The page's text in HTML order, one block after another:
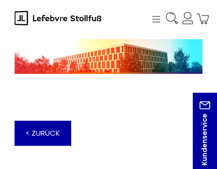
springen
Kundenservice
< ZURÜCK